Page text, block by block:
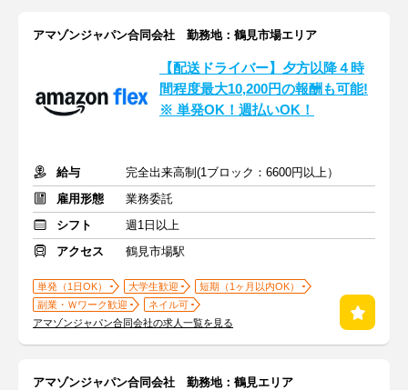
アマゾンジャパン合同会社 勤務地：鶴見市場エリア
【配送ドライバー】夕方以降４時
間程度最大10,200円の報酬も可能!
※ 単発OK！週払いOK！
給与
完全出来高制(1ブロック：6600円以上）
雇用形態
業務委託
シフト
週1日以上
アクセス
鶴見市場駅
単発（1日OK） 大学生歓迎
短期（1ヶ月以内OK）
副業・Ｗワーク歓迎
ネイル可
アマゾンジャパン合同会社の求人一覧を見る
アマゾンジャパン合同会社 勤務地：鶴見エリア